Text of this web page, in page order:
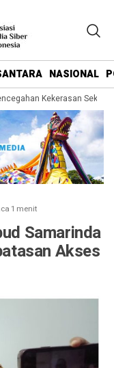
NASIONAL
Kekerasan Seksual
1 menit
Samarinda
Akses